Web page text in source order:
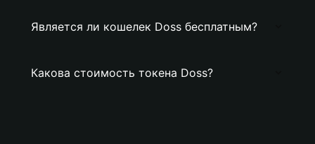
Является ли кошелек Doss бесплатным?
Какова стоимость токена Doss?